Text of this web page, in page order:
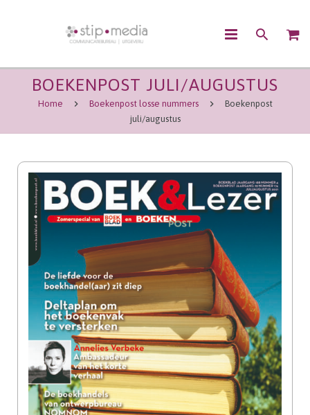
OVER ONS
UITGEVEN
WEBSHOP
CONTACT
BOEKENPOST JULI/AUGUSTUS
Home Boekenpost losse nummers
Boekenpost
juli/augustus